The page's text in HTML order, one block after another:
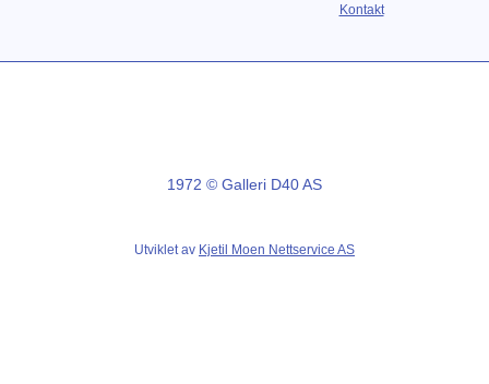
Kontakt
1972 © Galleri D40 AS
Utviklet av Kjetil Moen Nettservice AS